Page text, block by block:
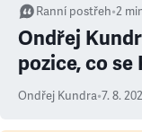
Ranní postřeh•2
Ondřej
pozice, co
Ondřej Kundra•7. 8.